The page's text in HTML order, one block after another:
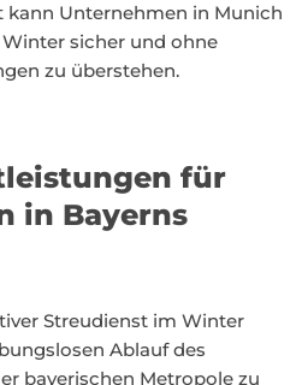
Unternehmen in Munich
sicher und ohne
zu überstehen.
für
in Bayerns
Streudienst im Winter
Ablauf des
bayerischen Metropole zu